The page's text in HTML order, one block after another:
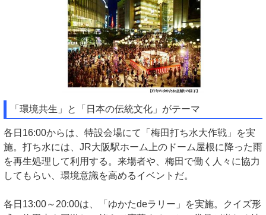
「環境共生」と「日本の伝統文化」がテーマ
各日16:00からは、特設会場にて「梅田打ち水大作戦」を実
施。打ち水には、JR大阪駅ホーム上のドーム屋根に降った雨
を再生処理して利用する。来場者や、梅田で働く人々に協力
してもらい、環境意識を高めるイベントだ。
各日13:00～20:00は、「ゆかたdeラリー」を実施。クイズ形